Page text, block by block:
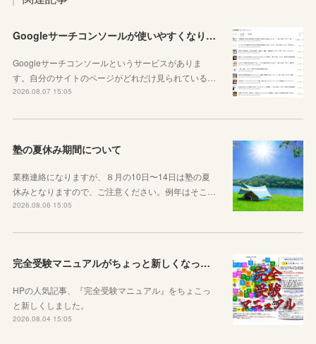
Googleサーチコンソールが使いやすくなりました！YouTubeも見れるように！
Googleサーチコンソールというサービスがありま
す。自分のサイトのページがどれだけ見られている…
2026.08.07 15:05
塾の夏休み期間について
業務連絡になりますが、８月の10日〜14日は塾の夏
休みとなりますので、ご注意ください。例年はそこ…
2026.08.06 15:05
完全受験マニュアルがちょっと新しくなったよ！
HPの人気記事、『完全受験マニュアル』をちょこっ
と新しくしました。
2026.08.04 15:05